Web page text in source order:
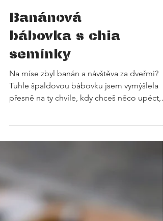
RECEPTY
Banánová
bábovka s chia
semínky
přesně na ty chvíle, kdy chceš něco upéct,
troubu na 180 °C. Formu na bábovku
vymažte pomocí #kokosovýolej lžíce #kokos
strouhaný nebo #špaldovámouka